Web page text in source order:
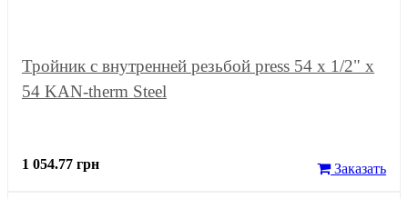
Тройник с внутренней резьбой press 54 x 1/2" x
54 KAN-therm Steel
1 054.77 грн Заказать